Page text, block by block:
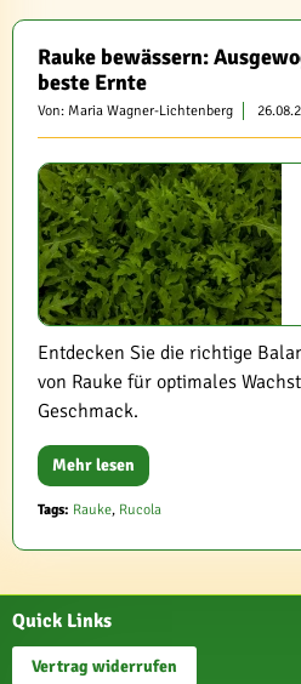
Rauke bewässern:
beste Ernte
Von: Maria Wagner-Lichtenberg
Entdecken Sie die richtige
von Rauke für optimales
Geschmack.
Mehr lesen
Tags: Rauke, Rucola
Quick Links
Vertrag widerrufen